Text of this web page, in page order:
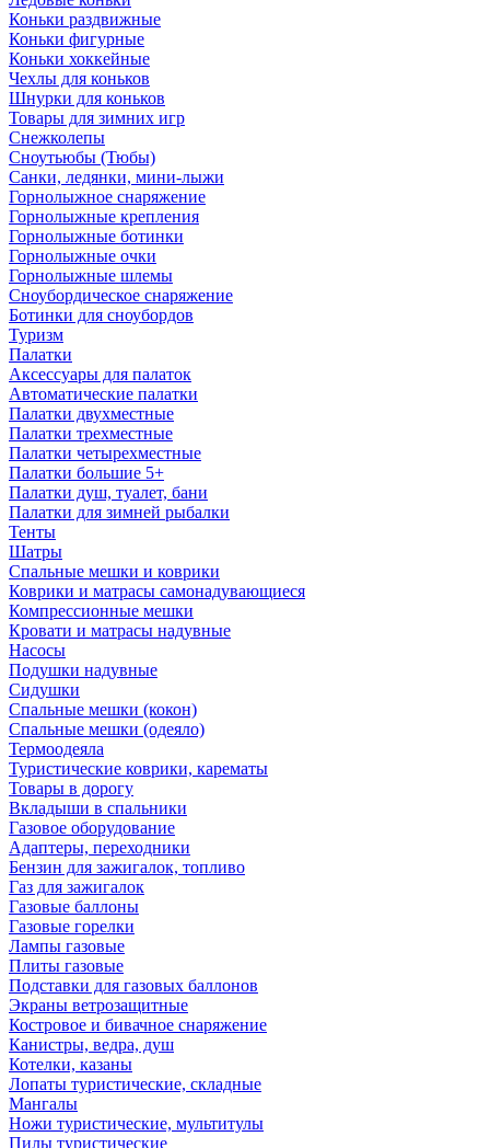
Коньки раздвижные
Коньки фигурные
Коньки хоккейные
Чехлы для коньков
Шнурки для коньков
Товары для зимних игр
Снежколепы
Сноутьюбы (Тюбы)
Санки, ледянки, мини-лыжи
Горнолыжное снаряжение
Горнолыжные крепления
Горнолыжные ботинки
Горнолыжные очки
Горнолыжные шлемы
Сноубордическое снаряжение
Ботинки для сноубордов
Туризм
Палатки
Аксессуары для палаток
Автоматические палатки
Палатки двухместные
Палатки трехместные
Палатки четырехместные
Палатки большие 5+
Палатки душ, туалет, бани
Палатки для зимней рыбалки
Тенты
Шатры
Спальные мешки и коврики
Коврики и матрасы самонадувающиеся
Компрессионные мешки
Кровати и матрасы надувные
Насосы
Подушки надувные
Сидушки
Спальные мешки (кокон)
Спальные мешки (одеяло)
Термоодеяла
Туристические коврики, карематы
Товары в дорогу
Вкладыши в спальники
Газовое оборудование
Адаптеры, переходники
Бензин для зажигалок, топливо
Газ для зажигалок
Газовые баллоны
Газовые горелки
Лампы газовые
Плиты газовые
Подставки для газовых баллонов
Экраны ветрозащитные
Костровое и бивачное снаряжение
Канистры, ведра, душ
Котелки, казаны
Лопаты туристические, складные
Мангалы
Ножи туристические, мультитулы
Пилы туристические